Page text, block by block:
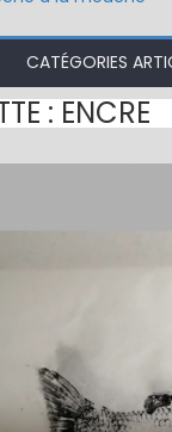
CATÉGORIES
: ENCRE